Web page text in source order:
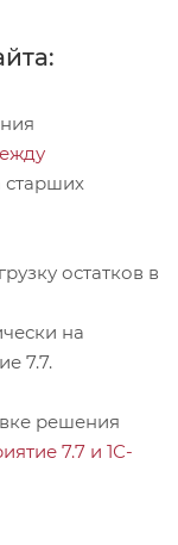
старших
остатков в
на
7.7.
решения
7.7 и 1С-